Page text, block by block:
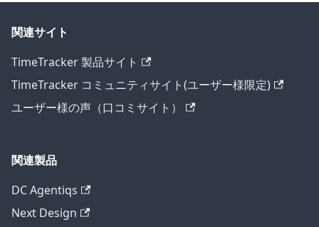
関連サイト
TimeTracker 製品サイト
TimeTracker コミュニティサイト(ユーザー様限定)
ユーザー様の声（口コミサイト）
関連製品
DC Agentiqs
Next Design